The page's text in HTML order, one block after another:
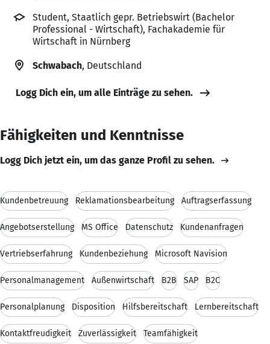
Student, Staatlich gepr. Betriebswirt (Bachelor
Professional - Wirtschaft), Fachakademie für
Wirtschaft in Nürnberg
Schwabach, Deutschland
Logg Dich ein, um alle Einträge zu sehen.
Fähigkeiten und Kenntnisse
Logg Dich jetzt ein, um das ganze Profil zu sehen.
Kundenbetreuung Reklamationsbearbeitung Auftragserfassung
Angebotserstellung MS Office Datenschutz Kundenanfragen
Vertriebserfahrung Kundenbeziehung Microsoft Navision
Personalmanagement Außenwirtschaft B2B SAP B2C
Personalplanung Disposition Hilfsbereitschaft Lernbereitschaft
Kontaktfreudigkeit Zuverlässigkeit Teamfähigkeit